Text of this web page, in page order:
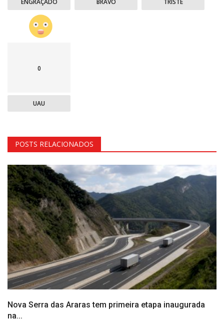
ENGRAÇADO BRAVO TRISTE
0
UAU
POSTS RELACIONADOS
Nova Serra das Araras tem primeira etapa inaugurada
na...